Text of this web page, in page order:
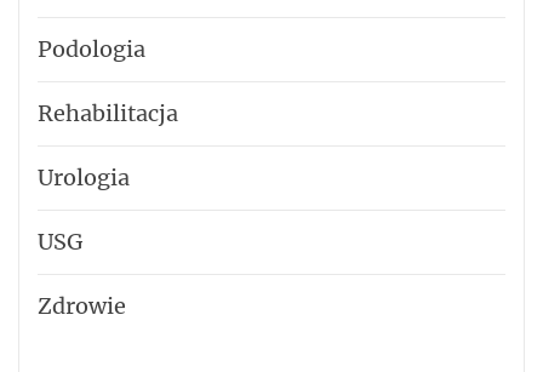
Podologia
Rehabilitacja
Urologia
USG
Zdrowie